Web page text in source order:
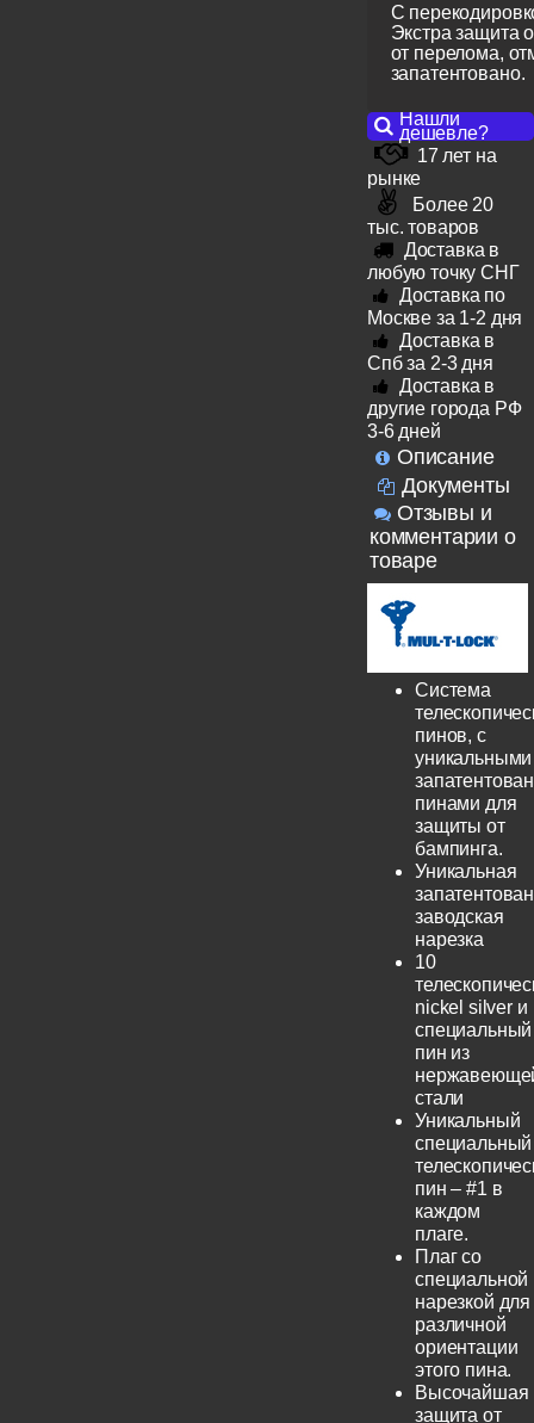
С
Экстра защита
от перелома,
запатентовано.
Нашли
дешевле?
17 лет на
рынке
Более 20
тыс. товаров
Доставка в
любую точку СНГ
Доставка по
Москве за 1-2 дня
Доставка в
Спб за 2-3 дня
Доставка в
другие города РФ
3-6 дней
Описание
Документы
Отзывы и
комментарии о
товаре
Система
пинов, с
уникальными
пинами для
защиты от
бампинга.
Уникальная
заводская
нарезка
10
nickel silver и
специальный
пин из
стали
Уникальный
специальный
пин – #1 в
каждом
плаге.
Плаг со
специальной
нарезкой для
различной
ориентации
этого пина.
Высочайшая
защита от